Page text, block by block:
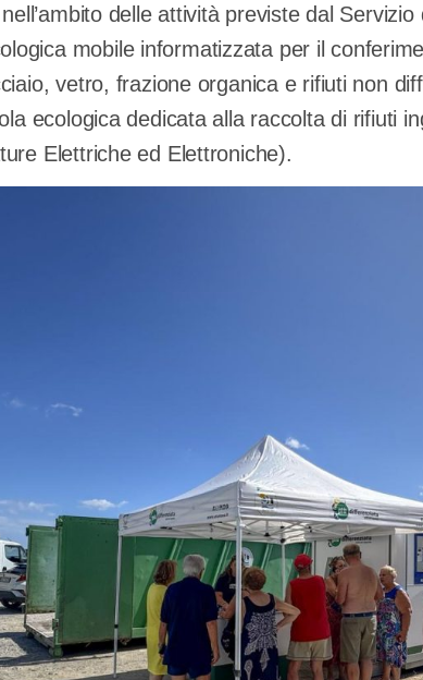
delle attività previste dal
mobile informatizzata per il
vetro, frazione organica e rifiuti non
ecologica dedicata alla raccolta di rifiuti
Elettriche ed Elettroniche).